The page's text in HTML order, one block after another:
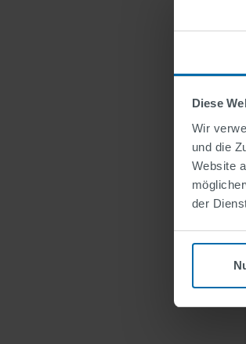
Diese
Wir
und die
Website
der